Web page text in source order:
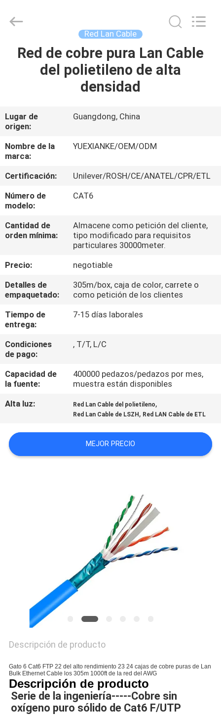
HOGAR
PRODUCTOS
VIDEOS
SOBRE
NOSOTROS
VIAJE
DE
LA
CONTROL
DE
CALIDAD
ÉNTRENOS
EN
CONTACTO
CASOS
PRIVACIDAD
Industry
Reserved.
Red Lan Cable
Red de cobre pura Lan Cable
del polietileno de alta
densidad
Lugar de
origen:
Guangdong, China
Nombre de la
marca:
YUEXIANKE/OEM/ODM
Certificación:
Unilever/ROSH/CE/ANATEL/CPR/ETL
Número de
modelo:
CAT6
Cantidad de
orden mínima:
Almacene como petición del cliente,
tipo modificado para requisitos
particulares 30000meter.
Precio:
negotiable
Detalles de
empaquetado:
305m/box, caja de color, carrete o
como petición de los clientes
Tiempo de
entrega:
7-15 días laborales
Condiciones
de pago:
, T/T, L/C
Capacidad de
la fuente:
400000 pedazos/pedazos por mes,
muestra están disponibles
Alta luz:
Red Lan Cable del polietileno,
Red Lan Cable de LSZH , Red LAN Cable de ETL
MEJOR PRECIO
Descripción de producto
Gato 6 Cat6 FTP 22 del alto rendimiento 23 24 cajas de cobre puras de Lan
Bulk Ethernet Cable los 305m 1000ft de la red del AWG
Descripción de producto
Serie de la ingeniería-----Cobre sin
oxígeno puro sólido de Cat6 F/UTP